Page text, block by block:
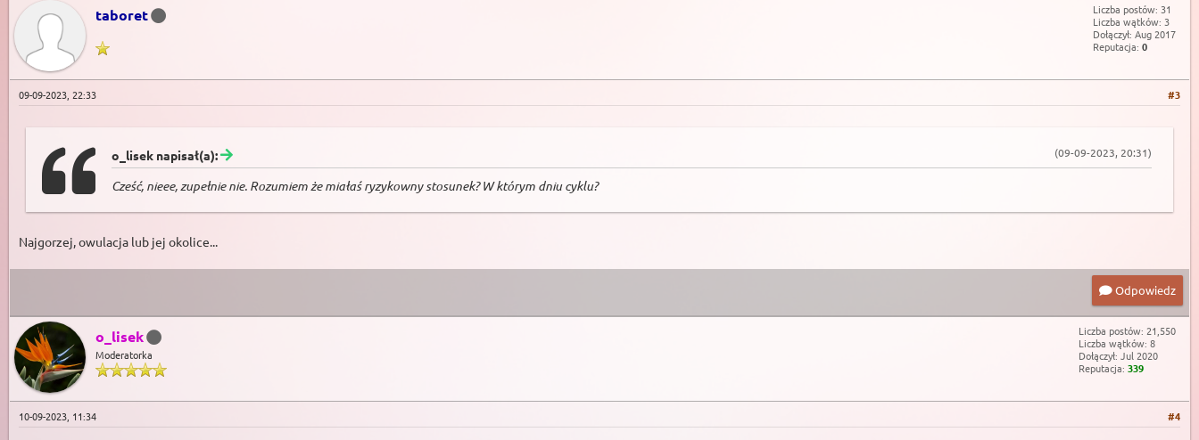
taboret
Liczba postów: 31
Liczba wątków: 3
Dołączył: Aug 2017
Reputacja: 0
#3
09-09-2023, 22:33
(09-09-2023, 20:31)
o_lisek napisał(a):
Cześć, nieee, zupełnie nie. Rozumiem że miałaś ryzykowny stosunek? W którym dniu cyklu?
Najgorzej, owulacja lub jej okolice...
Odpowiedz
o_lisek
Moderatorka
Liczba postów: 21,550
Liczba wątków: 8
Dołączył: Jul 2020
Reputacja: 339
#4
10-09-2023, 11:34